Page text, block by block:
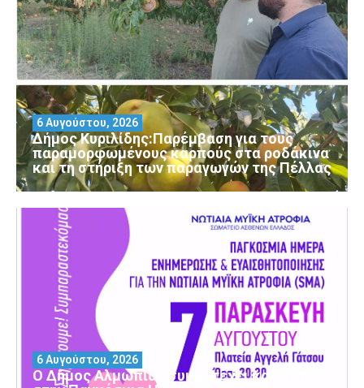
Δήμος Κυριλίδης:Παρέμβαση για τους
παραμορφωμένους καρπούς στα ροδάκινα
και τη στήριξη των παραγωγών της Πέλλας
6 Αυγούστου, 2026
Ο Δήμος Αλμωπίας συμμετέχει και φέτος
6 Αυγούστου, 2026